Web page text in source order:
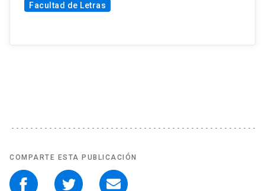
Facultad de Letras
COMPARTE ESTA PUBLICACIÓN